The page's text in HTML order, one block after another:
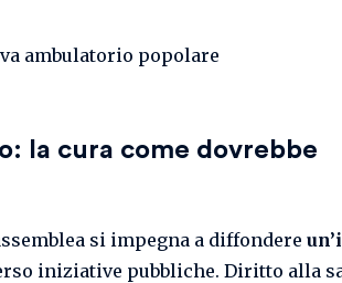
la cura come dovrebbe
si impegna a diffondere
iniziative pubbliche. Diritto alla